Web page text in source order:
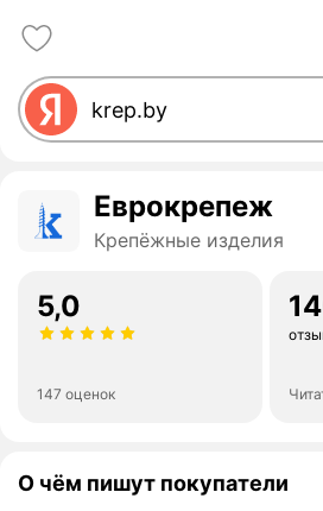
Еврокрепеж
Крепёжные изделия
5,0
147 оценок
О чём пишут покупатели